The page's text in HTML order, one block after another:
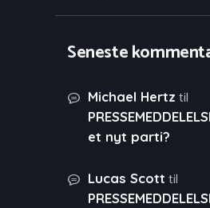
Seneste
Michael Hertz til
et nyt parti?
Lucas Scott til